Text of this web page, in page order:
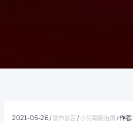
2021-05-26/發佈留言/小兒職能治療/ 作者: